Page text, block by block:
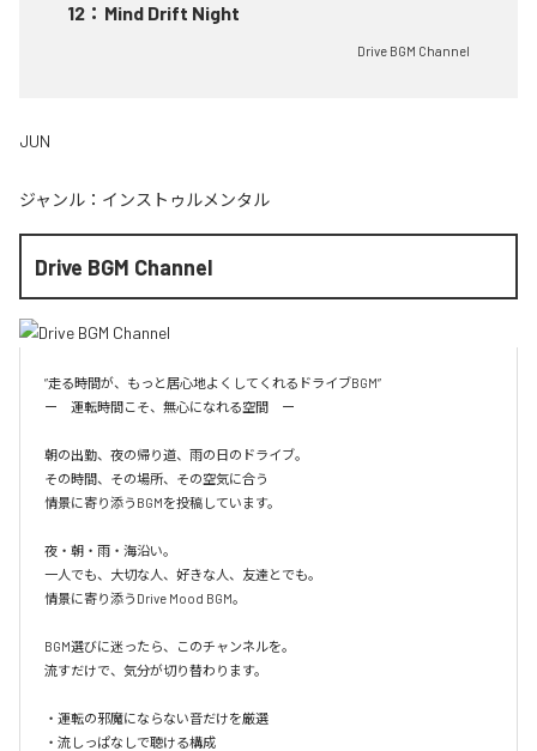
12 ： Mind Drift Night
Drive BGM Channel
JUN
ジャンル： インストゥルメンタル
Drive BGM Channel
”走る時間が、もっと居心地よくしてくれるドライブBGM”
ー　運転時間こそ、無心になれる空間　ー
朝の出勤、夜の帰り道、雨の日のドライブ。
その時間、その場所、その空気に合う
情景に寄り添うBGMを投稿しています。
夜・朝・雨・海沿い。
一人でも、大切な人、好きな人、友達とでも。
情景に寄り添うDrive Mood BGM。
BGM選びに迷ったら、このチャンネルを。
流すだけで、気分が切り替わります。
・運転の邪魔にならない音だけを厳選
・流しっぱなしで聴ける構成